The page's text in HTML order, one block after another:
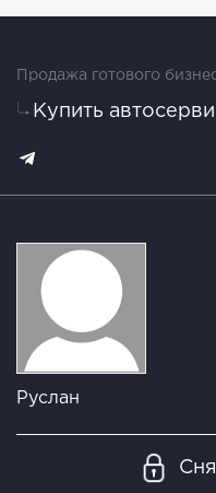
Продажа готового
Купить
Руслан